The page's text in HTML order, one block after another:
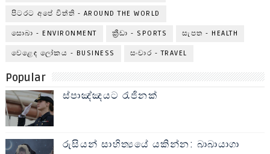
පිටරට අපේ විත්ති - AROUND THE WORLD
සොබා - ENVIRONMENT ක්‍රීඩා - SPORTS සැපත - HEALTH
වෙළෙඳ ලෝකය - BUSINESS සංචාර - TRAVEL
Popular
ස්පාඤ්ඤයට රැජිනක්
රුසියන් සාහිත්‍යයේ යකින්න: බාබායාගා